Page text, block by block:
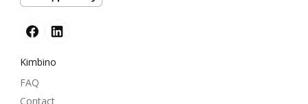
Kimbino
FAQ
Contact